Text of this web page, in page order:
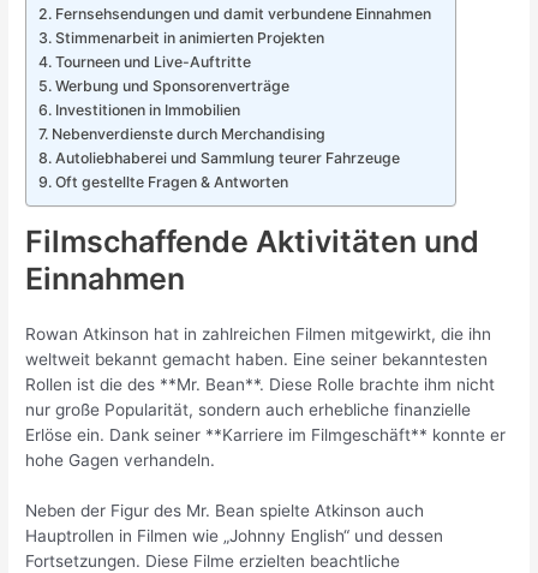
Fernsehsendungen und damit verbundene Einnahmen
Stimmenarbeit in animierten Projekten
Tourneen und Live-Auftritte
Werbung und Sponsorenverträge
Investitionen in Immobilien
Nebenverdienste durch Merchandising
Autoliebhaberei und Sammlung teurer Fahrzeuge
Oft gestellte Fragen & Antworten
Filmschaffende Aktivitäten und
Einnahmen
Rowan Atkinson hat in zahlreichen Filmen mitgewirkt, die ihn
weltweit bekannt gemacht haben. Eine seiner bekanntesten
Rollen ist die des **Mr. Bean**. Diese Rolle brachte ihm nicht
nur große Popularität, sondern auch erhebliche finanzielle
Erlöse ein. Dank seiner **Karriere im Filmgeschäft** konnte er
hohe Gagen verhandeln.
Neben der Figur des Mr. Bean spielte Atkinson auch
Hauptrollen in Filmen wie „Johnny English“ und dessen
Fortsetzungen. Diese Filme erzielten beachtliche